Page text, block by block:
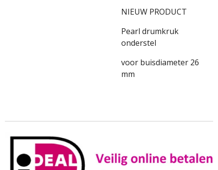
NIEUW PRODUCT
Pearl drumkruk
onderstel
voor buisdiameter 26
mm